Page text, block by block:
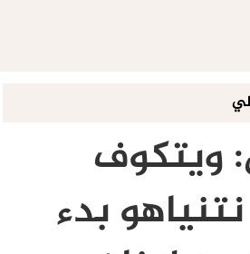
ويتكوف
بدء